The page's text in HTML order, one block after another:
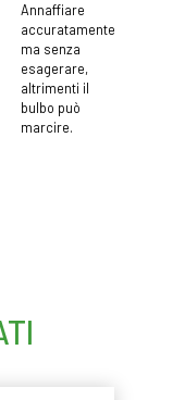
Annaffiare
accuratamente
ma senza
esagerare,
altrimenti il
bulbo può
marcire.